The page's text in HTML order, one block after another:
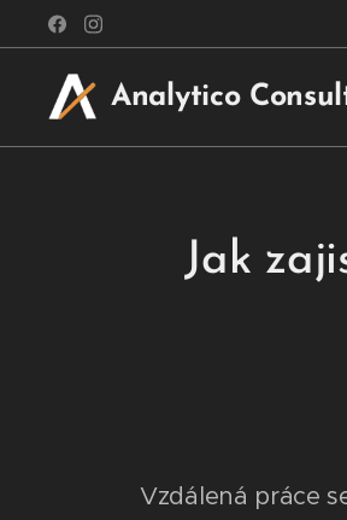
Analytico
Jak
Vzdálená práce